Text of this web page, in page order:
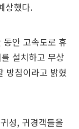
상했다.
동안 고속도로 휴
설치하고 무상
방침이라고 밝혔
성, 귀경객들을